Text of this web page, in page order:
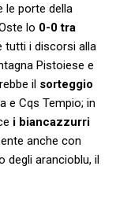
le porte della
lo 0-0 tra
tutti i discorsi alla
Pistoiese e
il sorteggio
e Cqs Tempio; in
i biancazzurri
anche con
degli arancioblu, il